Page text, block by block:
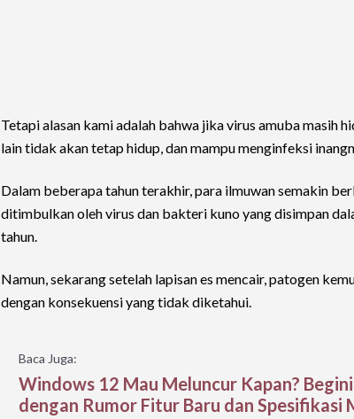
Tetapi alasan kami adalah bahwa jika virus amuba masih
lain tidak akan tetap hidup, dan mampu menginfeksi
Dalam beberapa tahun terakhir, para ilmuwan semakin
ditimbulkan oleh virus dan bakteri kuno yang disimpan
tahun.
Namun, sekarang setelah lapisan es mencair, patogen
dengan konsekuensi yang tidak diketahui.
Baca Juga:
Windows 12 Mau Meluncur Kapan?
dengan Rumor Fitur Baru dan Spesifikasi